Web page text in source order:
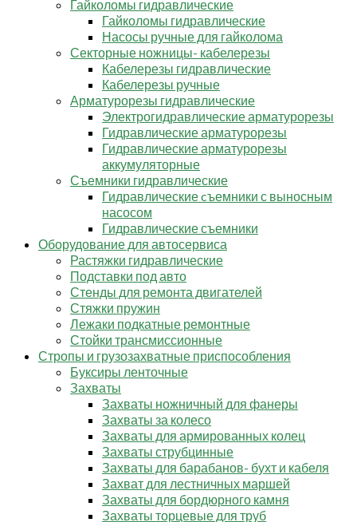
Гайколомы гидравлические
Гайколомы гидравлические
Насосы ручные для гайколома
Секторные ножницы- кабелерезы
Кабелерезы гидравлические
Кабелерезы ручные
Арматурорезы гидравлические
Электрогидравлические арматурорезы
Гидравлические арматурорезы
Гидравлические арматурорезы
аккумуляторные
Съемники гидравлические
Гидравлические cъемники с выносным
насосом
Гидравлические съемники
Оборудование для автосервиса
Растяжки гидравлические
Подставки под авто
Стенды для ремонта двигателей
Стяжки пружин
Лежаки подкатные ремонтные
Стойки трансмиссионные
Стропы и грузозахватные приспособления
Буксиры ленточные
Захваты
Захваты ножничный для фанеры
Захваты за колесо
Захваты для армированных колец
Захваты струбцинные
Захваты для барабанов- бухт и кабеля
Захват для лестничных маршей
Захваты для бордюрного камня
Захваты торцевые для труб